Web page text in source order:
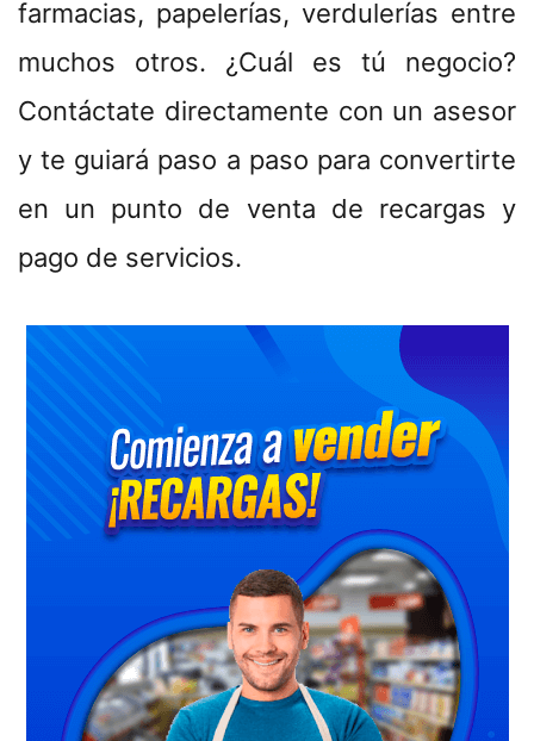
farmacias, papelerías, verdulerías entre
muchos otros. ¿Cuál es tú negocio?
Contáctate directamente con un asesor
y te guiará paso a paso para convertirte
en un punto de venta de recargas y
pago de servicios.